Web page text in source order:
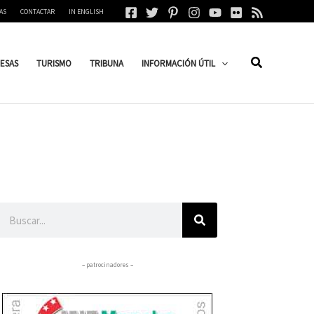
CONTACTAR IN ENGLISH
TURISMO TRIBUNA INFORMACIÓN ÚTIL
– patrocinadores –